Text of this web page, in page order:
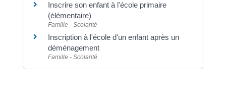
Inscrire son enfant à l'école primaire
(élémentaire)
Famille - Scolarité
Inscription à l'école d'un enfant après un
déménagement
Famille - Scolarité